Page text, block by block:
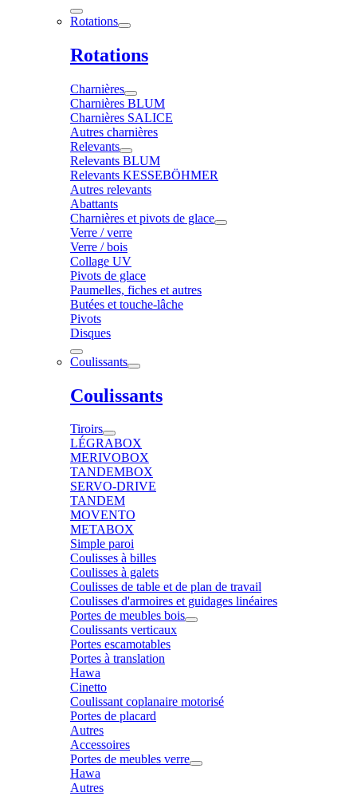
Rotations
Rotations
Charnières
Charnières BLUM
Charnières SALICE
Autres charnières
Relevants
Relevants BLUM
Relevants KESSEBÖHMER
Autres relevants
Abattants
Charnières et pivots de glace
Verre / verre
Verre / bois
Collage UV
Pivots de glace
Paumelles, fiches et autres
Butées et touche-lâche
Pivots
Disques
Coulissants
Coulissants
Tiroirs
LÉGRABOX
MERIVOBOX
TANDEMBOX
SERVO-DRIVE
TANDEM
MOVENTO
METABOX
Simple paroi
Coulisses à billes
Coulisses à galets
Coulisses de table et de plan de travail
Coulisses d'armoires et guidages linéaires
Portes de meubles bois
Coulissants verticaux
Portes escamotables
Portes à translation
Hawa
Cinetto
Coulissant coplanaire motorisé
Portes de placard
Autres
Accessoires
Portes de meubles verre
Hawa
Autres